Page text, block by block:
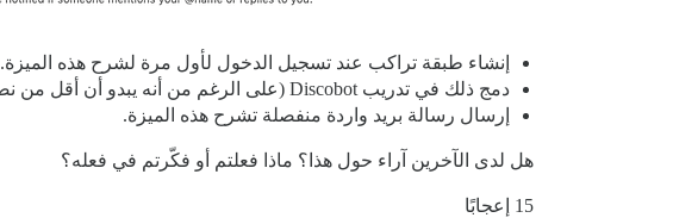
إنشاء طبقة تراكب عند تسجيل الدخول لأول مرة لشرح هذه الميزة.
دمج ذلك في تدريب Discobot (على الرغم من أنه يبدو أن أقل من نصف مستخدمينا فعليًا يجرونه).
إرسال رسالة بريد واردة منفصلة تشرح هذه الميزة.
هل لدى الآخرين آراء حول هذا؟ ماذا فعلتم أو فكّرتم في فعله؟
15 إعجابًا